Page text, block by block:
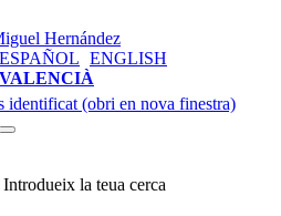
ESPAÑOL ENGLISH
VALENCIÀ
identificat (obri en nova finestra)
Introdueix la teua cerca